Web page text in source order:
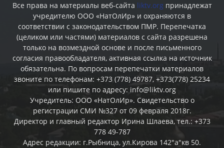
Все права на материалы веб-сайта liktv.org принадлежат
учредителю ООО «НатОлИр» и охраняются в
соответствии с законодательством ПМР. Перепечатка
(целиком или частями) материалов c сайта разрешена
только на возмездной основе и после письменного
согласия правообладателя, активная ссылка на источник
обязательна. По вопросам перепечатки материалов
звоните по телефонам: +373 (778) 49787, +373(778) 25234
или пишите по адресу: info@liktv.org
Учредитель: ООО «НатОлИр». Свидетельство о
регистрации СМИ №327 от 09 февраля 2018г.
Директор и главный редактор Ирина Шлаева, тел.: +373
778 49-787
Адрес редакции: г.Рыбница, ул.Кирова 142"а"кв 50.